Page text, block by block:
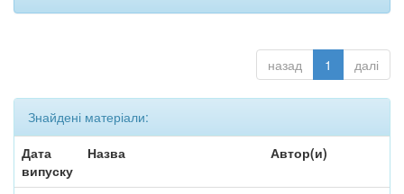
назад 1 далі
Знайдені матеріали:
Дата
випуску
Назва Автор(и)